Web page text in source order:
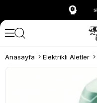
Anasayfa Elektrikli Aletler